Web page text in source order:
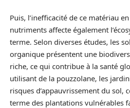
Puis, l’inefficacité de ce matériau
nutriments affecte également
terme. Selon diverses études, les
organique présentent une
riche, ce qui contribue à la santé
utilisant de la pouzzolane, les
risques d’appauvrissement du sol,
terme des plantations vulnérables